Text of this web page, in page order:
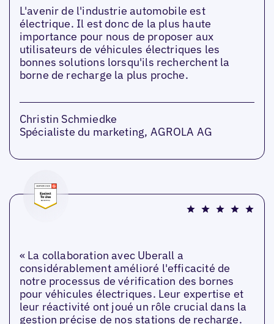
L'avenir de l'industrie automobile est
électrique. Il est donc de la plus haute
importance pour nous de proposer aux
utilisateurs de véhicules électriques les
bonnes solutions lorsqu'ils recherchent la
borne de recharge la plus proche.
Christin Schmiedke
Spécialiste du marketing, AGROLA AG
« La collaboration avec Uberall a
considérablement amélioré l'efficacité de
notre processus de vérification des bornes
pour véhicules électriques. Leur expertise et
leur réactivité ont joué un rôle crucial dans la
gestion précise de nos stations de recharge.